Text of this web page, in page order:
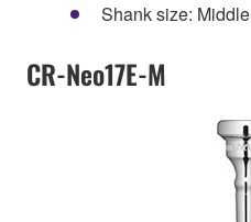
Shank size: Middle
CR-Neo17E-M